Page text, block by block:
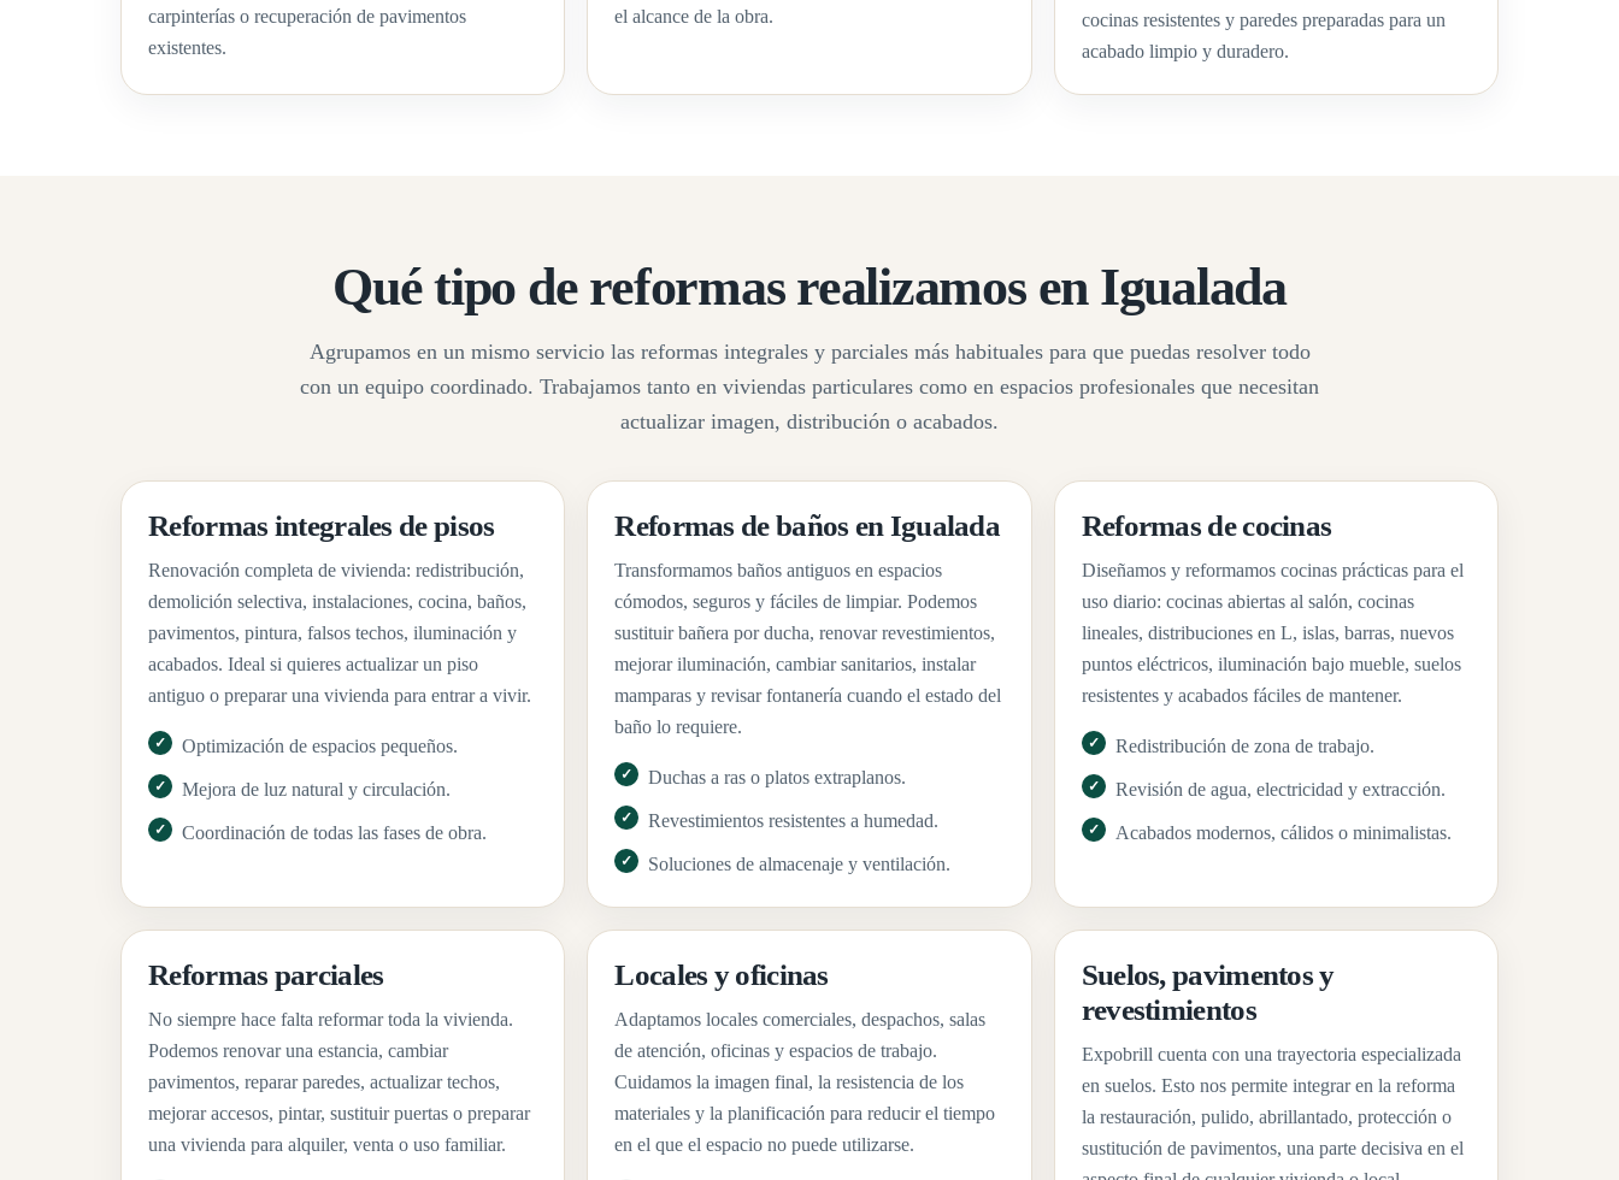
carpinterías o recuperación de pavimentos
existentes.
el alcance de la obra.
cocinas resistentes y paredes preparadas para un
acabado limpio y duradero.
Qué tipo de reformas realizamos en Igualada
Agrupamos en un mismo servicio las reformas integrales y parciales más habituales para que puedas resolver todo
con un equipo coordinado. Trabajamos tanto en viviendas particulares como en espacios profesionales que necesitan
actualizar imagen, distribución o acabados.
Reformas integrales de pisos
Renovación completa de vivienda: redistribución,
demolición selectiva, instalaciones, cocina, baños,
pavimentos, pintura, falsos techos, iluminación y
acabados. Ideal si quieres actualizar un piso
antiguo o preparar una vivienda para entrar a vivir.
Optimización de espacios pequeños.
Mejora de luz natural y circulación.
Coordinación de todas las fases de obra.
Reformas de baños en Igualada
Transformamos baños antiguos en espacios
cómodos, seguros y fáciles de limpiar. Podemos
sustituir bañera por ducha, renovar revestimientos,
mejorar iluminación, cambiar sanitarios, instalar
mamparas y revisar fontanería cuando el estado del
baño lo requiere.
Duchas a ras o platos extraplanos.
Revestimientos resistentes a humedad.
Soluciones de almacenaje y ventilación.
Reformas de cocinas
Diseñamos y reformamos cocinas prácticas para el
uso diario: cocinas abiertas al salón, cocinas
lineales, distribuciones en L, islas, barras, nuevos
puntos eléctricos, iluminación bajo mueble, suelos
resistentes y acabados fáciles de mantener.
Redistribución de zona de trabajo.
Revisión de agua, electricidad y extracción.
Acabados modernos, cálidos o minimalistas.
Reformas parciales
No siempre hace falta reformar toda la vivienda.
Podemos renovar una estancia, cambiar
pavimentos, reparar paredes, actualizar techos,
mejorar accesos, pintar, sustituir puertas o preparar
una vivienda para alquiler, venta o uso familiar.
Locales y oficinas
Adaptamos locales comerciales, despachos, salas
de atención, oficinas y espacios de trabajo.
Cuidamos la imagen final, la resistencia de los
materiales y la planificación para reducir el tiempo
en el que el espacio no puede utilizarse.
Suelos, pavimentos y
revestimientos
Expobrill cuenta con una trayectoria especializada
en suelos. Esto nos permite integrar en la reforma
la restauración, pulido, abrillantado, protección o
sustitución de pavimentos, una parte decisiva en el